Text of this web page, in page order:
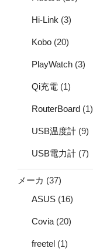
Hi-Link (3)
Kobo (20)
PlayWatch (3)
Qi充電 (1)
RouterBoard (1)
USB温度計 (9)
USB電力計 (7)
メーカ (37)
ASUS (16)
Covia (20)
freetel (1)